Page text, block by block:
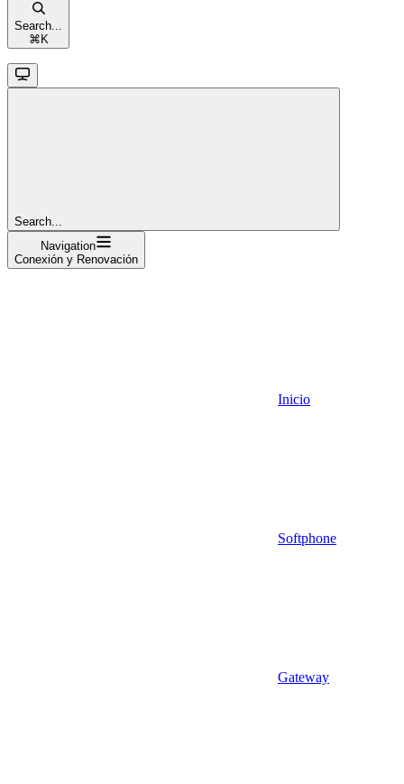
Search...
⌘ K
Search...
Navigation
Conexión y Renovación
Inicio
Softphone
Gateway